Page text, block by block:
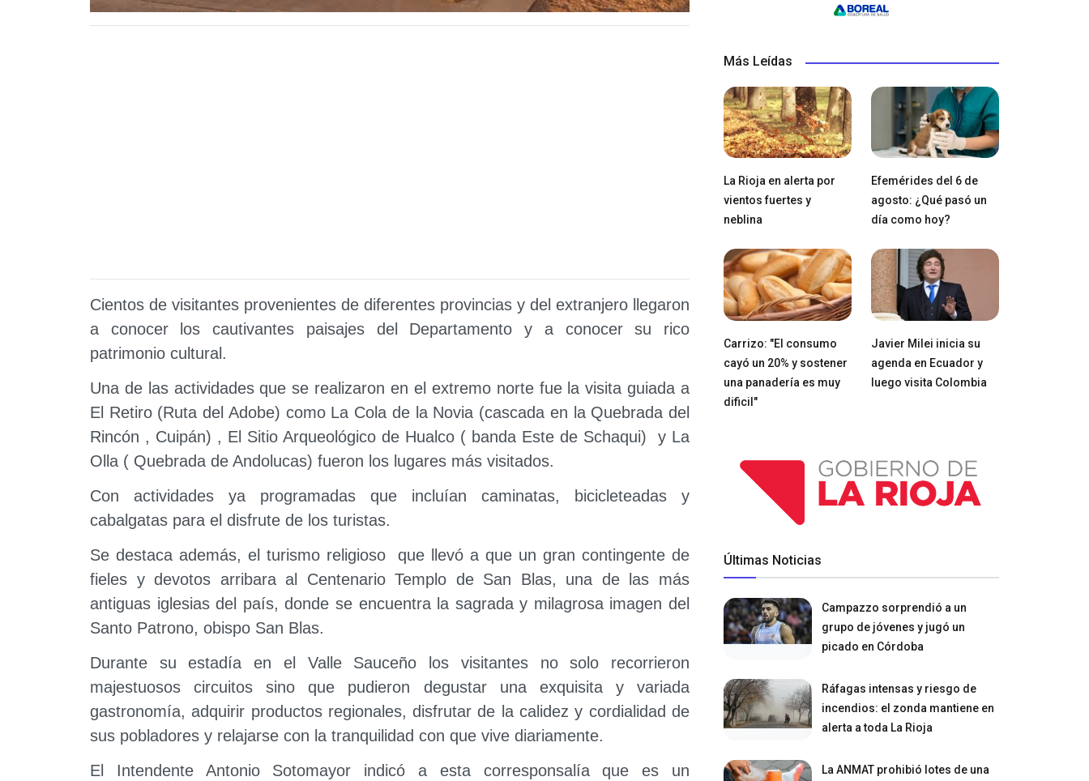
Cientos de visitantes provenientes de diferentes provincias y del extranjero llegaron
a conocer los cautivantes paisajes del Departamento y a conocer su rico
patrimonio cultural.
Una de las actividades que se realizaron en el extremo norte fue la visita guiada a
El Retiro (Ruta del Adobe) como La Cola de la Novia (cascada en la Quebrada del
Rincón , Cuipán) , El Sitio Arqueológico de Hualco ( banda Este de Schaqui) y La
Olla ( Quebrada de Andolucas) fueron los lugares más visitados.
Con actividades ya programadas que incluían caminatas, bicicleteadas y
cabalgatas para el disfrute de los turistas.
Se destaca además, el turismo religioso que llevó a que un gran contingente de
fieles y devotos arribara al Centenario Templo de San Blas, una de las más
antiguas iglesias del país, donde se encuentra la sagrada y milagrosa imagen del
Santo Patrono, obispo San Blas.
Durante su estadía en el Valle Sauceño los visitantes no solo recorrieron
majestuosos circuitos sino que pudieron degustar una exquisita y variada
gastronomía, adquirir productos regionales, disfrutar de la calidez y cordialidad de
sus pobladores y relajarse con la tranquilidad con que vive diariamente.
El Intendente Antonio Sotomayor indicó a esta corresponsalía que es un
Más Leídas
La Rioja en alerta por
vientos fuertes y
neblina
Efemérides del 6 de
agosto: ¿Qué pasó un
día como hoy?
Carrizo: "El consumo
cayó un 20% y sostener
una panadería es muy
dificil"
Javier Milei inicia su
agenda en Ecuador y
luego visita Colombia
Últimas Noticias
Campazzo sorprendió a un
grupo de jóvenes y jugó un
picado en Córdoba
Ráfagas intensas y riesgo de
incendios: el zonda mantiene en
alerta a toda La Rioja
La ANMAT prohibió lotes de una